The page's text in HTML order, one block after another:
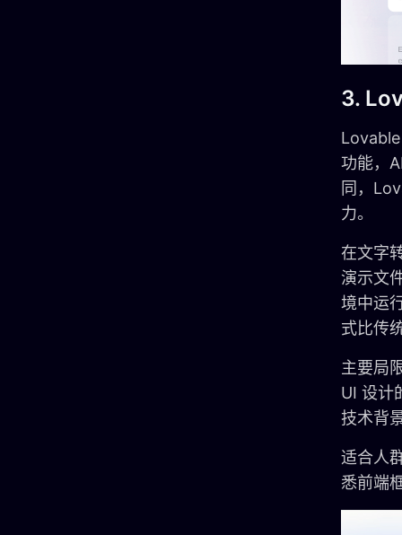
3.
功能，
同，
力。
在文字
演示文
境中运
式比传
主要局
UI 设计
技术背
适合人
悉前端